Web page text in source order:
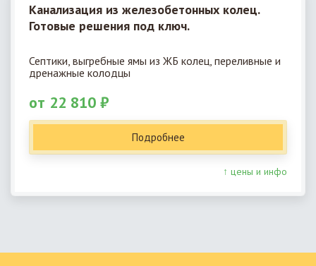
Канализация из железобетонных колец.
Готовые решения под ключ.
Септики, выгребные ямы из ЖБ колец, переливные и
дренажные колодцы
от 22 810 ₽
Подробнее
↑ цены и инфо